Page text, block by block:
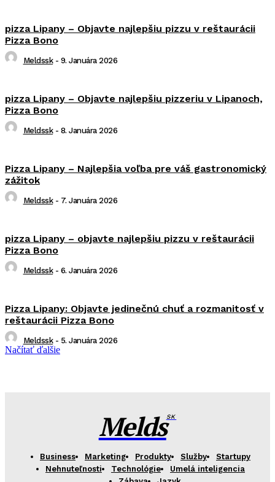
pizza Lipany – Objavte najlepšiu pizzu v reštaurácii
Pizza Bono
Meldssk - 9. Januára 2026
pizza Lipany – Objavte najlepšiu pizzeriu v Lipanoch,
Pizza Bono
Meldssk - 8. Januára 2026
Pizza Lipany – Najlepšia voľba pre váš gastronomický
zážitok
Meldssk - 7. Januára 2026
pizza Lipany – objavte najlepšiu pizzu v reštaurácii
Pizza Bono
Meldssk - 6. Januára 2026
Pizza Lipany: Objavte jedinečnú chuť a rozmanitosť v
reštaurácii Pizza Bono
Meldssk - 5. Januára 2026
Načítať ďalšie
MeldsSK
Business Marketing Produkty Služby
Startupy
Nehnuteľnosti
Technológie
Umelá inteligencia